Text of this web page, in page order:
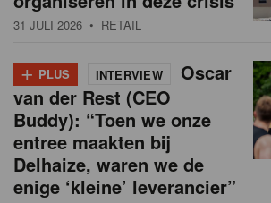
31 JULI 2026 • RETAIL
+ PLUS INTERVIEW
Oscar
van der Rest (CEO
Buddy): “Toen we onze
entree maakten bij
Delhaize, waren we de
enige ‘kleine’ leverancier”